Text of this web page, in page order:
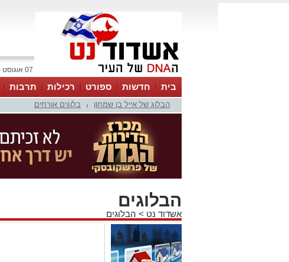
07 אוגוסט 2026 / 12:37
בית חדשות ספורט רכילות תרבות
הבלוג של אייל בן שמחון בלוגים אורחים
הבלוגים
אשדוד נט > הבלוגים